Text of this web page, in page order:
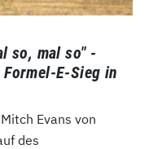
so, mal so" -
E-Sieg in
Evans von
des